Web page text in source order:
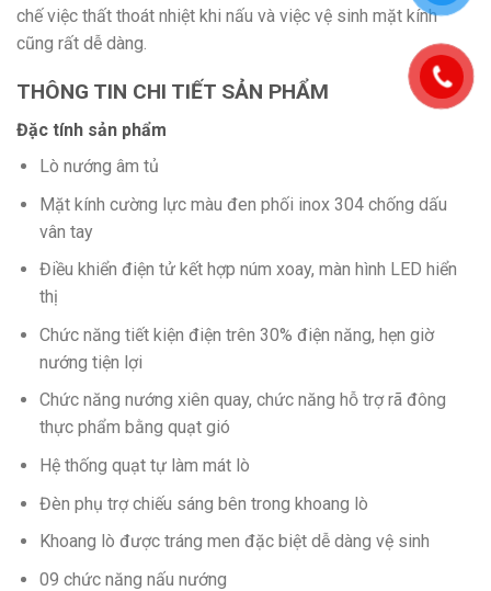
chế việc thất thoát nhiệt khi nấu và việc vệ sinh mặt kính
cũng rất dễ dàng.
THÔNG TIN CHI TIẾT SẢN PHẨM
Đặc tính sản phẩm
Lò nướng âm tủ
Mặt kính cường lực màu đen phối inox 304 chống dấu
vân tay
Điều khiển điện tử kết hợp núm xoay, màn hình LED hiển
thị
Chức năng tiết kiện điện trên 30% điện năng, hẹn giờ
nướng tiện lợi
Chức năng nướng xiên quay, chức năng hỗ trợ rã đông
thực phẩm bằng quạt gió
Hệ thống quạt tự làm mát lò
Đèn phụ trợ chiếu sáng bên trong khoang lò
Khoang lò được tráng men đặc biệt dễ dàng vệ sinh
09 chức năng nấu nướng